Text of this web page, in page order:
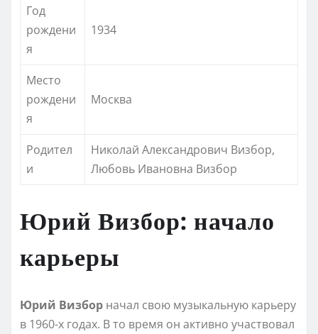
Год
рождени
я
1934
Место
рождени
я
Москва
Родител
и
Николай Александрович Визбор,
Любовь Ивановна Визбор
Юрий Визбор: начало
карьеры
Юрий Визбор начал свою музыкальную карьеру
в 1960-х годах. В то время он активно участвовал